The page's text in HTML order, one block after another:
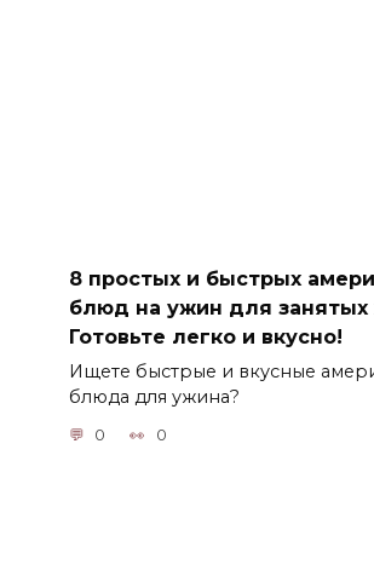
8 простых и быстрых
блюд на ужин для занятых
Готовьте легко и вкусно!
Ищете быстрые и вкусные
блюда для ужина?
0 0